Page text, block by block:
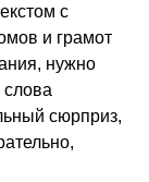
с
и грамот
нужно
слова
сюрприз,